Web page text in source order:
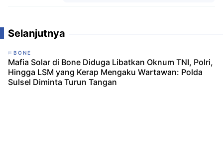
Selanjutnya
BONE
Mafia Solar di Bone Diduga Libatkan Oknum TNI, Polri,
Hingga LSM yang Kerap Mengaku Wartawan: Polda
Sulsel Diminta Turun Tangan